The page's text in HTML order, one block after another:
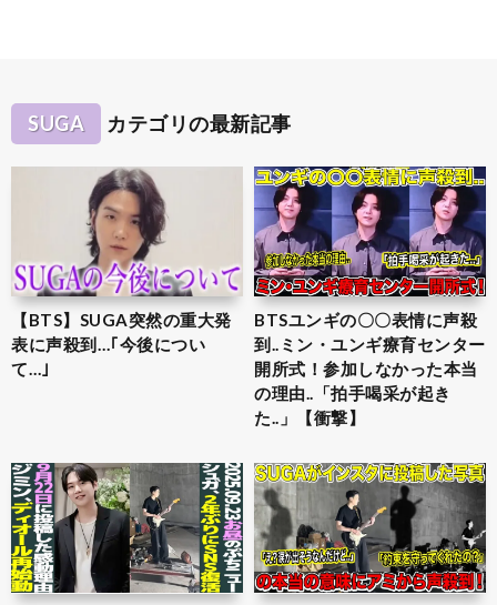
SUGA カテゴリの最新記事
【BTS】SUGA突然の重大発
表に声殺到…｢今後につい
て…｣
BTSユンギの〇〇表情に声殺
到..ミン・ユンギ療育センター
開所式！参加しなかった本当
の理由..「拍手喝采が起き
た..」【衝撃】